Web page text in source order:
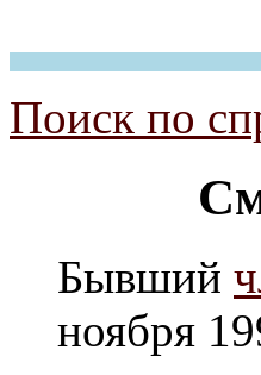
Поиск по
Бывший
ноября